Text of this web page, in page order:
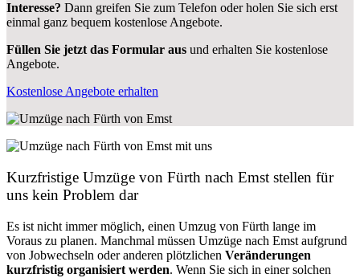
Interesse? Dann greifen Sie zum Telefon oder holen Sie sich erst
einmal ganz bequem kostenlose Angebote.
Füllen Sie jetzt das Formular aus und erhalten Sie kostenlose
Angebote.
Kostenlose Angebote erhalten
Kurzfristige Umzüge von Fürth nach Emst stellen für
uns kein Problem dar
Es ist nicht immer möglich, einen Umzug von Fürth lange im
Voraus zu planen. Manchmal müssen Umzüge nach Emst aufgrund
von Jobwechseln oder anderen plötzlichen Veränderungen
kurzfristig organisiert werden. Wenn Sie sich in einer solchen